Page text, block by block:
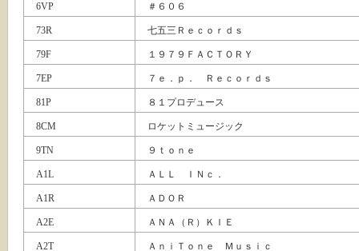
6VP ＃６０６
73R 七五三Ｒｅｃｏｒｄｓ
79F １９７９ＦＡＣＴＯＲＹ
7EP ７ｅ．ｐ． Ｒｅｃｏｒｄｓ
81P ８１プロデュース
8CM ロケットミュージック
9TN ９ｔｏｎｅ
A1L ＡＬＬ ＩＮｃ．
A1R ＡＤＯＲ
A2E ＡＮＡ（Ｒ）ＫＩＥ
A2T ＡｎｉＴｏｎｅ Ｍｕｓｉｃ